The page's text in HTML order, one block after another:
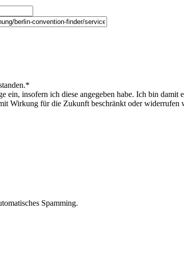
*
insofern ich diese angegeben habe. Ich bin damit
Wirkung für die Zukunft beschränkt oder widerrufen
Spamming.